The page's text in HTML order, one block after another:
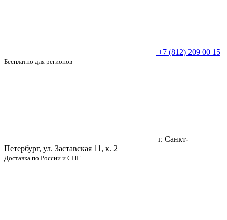
+7 (812) 209 00 15
Бесплатно для регионов
г. Санкт-
Петербург, ул. Заставская 11, к. 2
Доставка по России и СНГ